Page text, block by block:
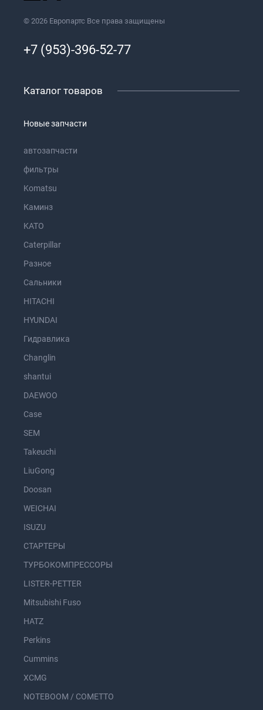
© 2026 Европартс Все права защищены
+7 (953)-396-52-77
Каталог товаров
Новые запчасти
автозапчасти
фильтры
Komatsu
Каминз
KATO
Caterpillar
Разное
Сальники
HITACHI
HYUNDAI
Гидравлика
Changlin
shantui
DAEWOO
Case
SEM
Takeuchi
LiuGong
Doosan
WEICHAI
ISUZU
СТАРТЕРЫ
ТУРБОКОМПРЕССОРЫ
LISTER-PETTER
Mitsubishi Fuso
HATZ
Perkins
Cummins
XCMG
NOTEBOOM / COMETTO